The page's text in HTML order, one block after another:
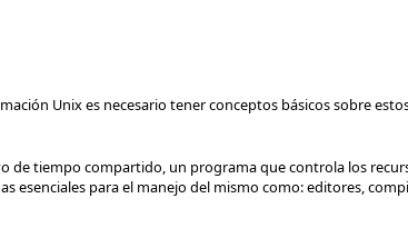
Unix es necesario tener conceptos básicos sobre
de tiempo compartido, un programa que controla los
esenciales para el manejo del mismo como: editores,